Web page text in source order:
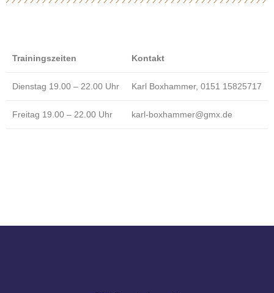
Trainingszeiten Kontakt
Dienstag 19.00 – 22.00 Uhr Karl Boxhammer, 0151 15825717
Freitag 19.00 – 22.00 Uhr karl-boxhammer@gmx.de